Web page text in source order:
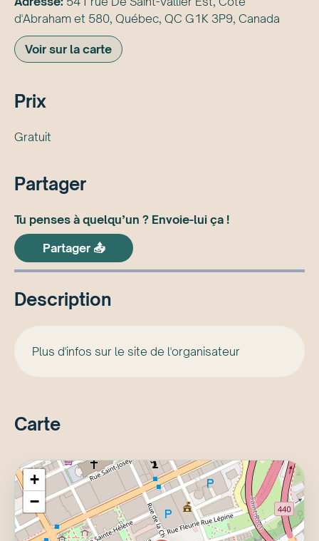
d'Abraham et 580, Québec, QC G1K 3P9, Canada
Voir sur la carte
Prix
Gratuit
Partager
Tu penses à quelqu’un ? Envoie-lui ça !
Partager 📤
Description
Plus d'infos sur le site de l'organisateur
Carte
+
−